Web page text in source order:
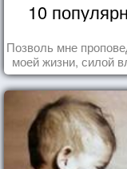
10
Позволь мне
моей жизни, силой